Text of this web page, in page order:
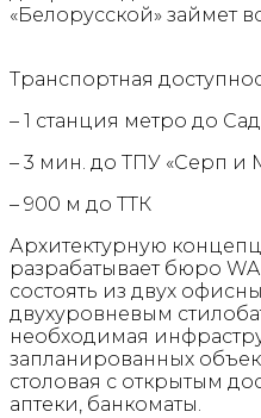
«Белорусской» займет
Транспортная
– 1 станция метро до
– 3 мин. до ТПУ «Серп и
– 900 м до ТТК
Архитектурную
разрабатывает бюро
состоять из двух
двухуровневым
необходимая
запланированных
столовая с открытым
аптеки, банкоматы.